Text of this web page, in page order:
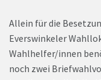
Allein für die
Everswinkeler
Wahlhelfer/innen
noch zwei